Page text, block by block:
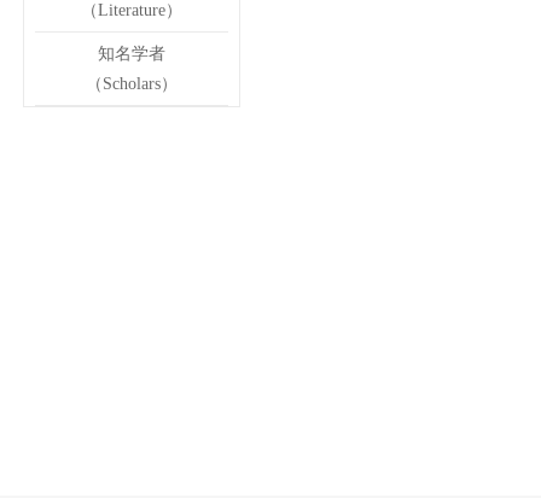
（Literature）
知名学者
（Scholars）